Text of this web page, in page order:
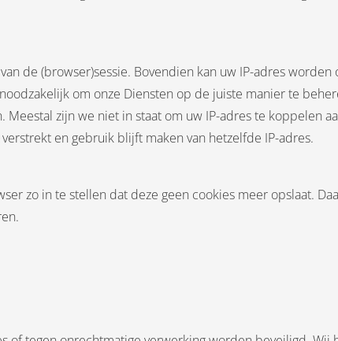
de (browser)sessie. Bovendien kan uw IP-adres
om onze Diensten op de juiste manier te
zijn we niet in staat om uw IP-adres te koppelen
en gebruik blijft maken van hetzelfde IP-adres.
zo in te stellen dat deze geen cookies meer opslaat.